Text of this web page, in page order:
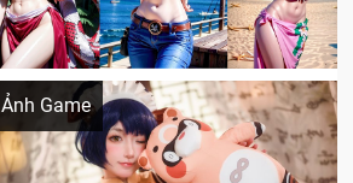
Ảnh Game
Cosplay Xiangling siêu cute